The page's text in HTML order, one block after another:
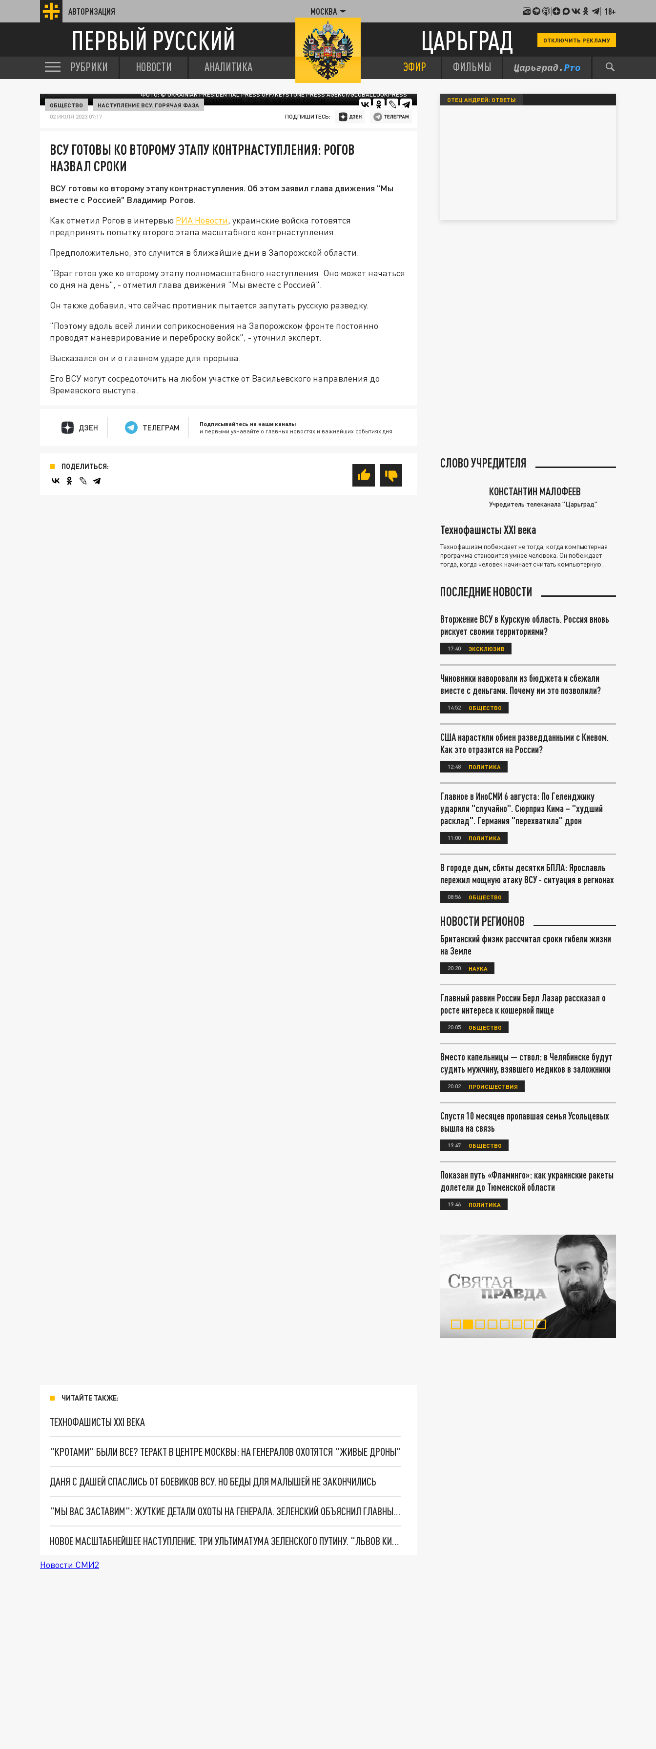
АВТОРИЗАЦИЯ МОСКВА 18+
ПЕРВЫЙ РУССКИЙ ЦАРЬГРАД ОТКЛЮЧИТЬ РЕКЛАМУ
РУБРИКИ НОВОСТИ АНАЛИТИКА ЭФИР ФИЛЬМЫ
ФОТО: © UKRAINIAN PRESIDENTIAL PRESS OFF/KEYSTONE PRESS AGENCY/GLOBALLOOKPRESS
ОБЩЕСТВО НАСТУПЛЕНИЕ ВСУ. ГОРЯЧАЯ ФАЗА
02 ИЮЛЯ 2023 07:17 ПОДПИШИТЕСЬ:
ВСУ ГОТОВЫ КО ВТОРОМУ ЭТАПУ КОНТРНАСТУПЛЕНИЯ: РОГОВ
НАЗВАЛ СРОКИ
ВСУ готовы ко второму этапу контрнаступления. Об этом заявил глава движения "Мы
вместе с Россией" Владимир Рогов.
Как отметил Рогов в интервью РИА Новости, украинские войска готовятся
предпринять попытку второго этапа масштабного контрнаступления.
Предположительно, это случится в ближайшие дни в Запорожской области.
"Враг готов уже ко второму этапу полномасштабного наступления. Оно может начаться
со дня на день", - отметил глава движения "Мы вместе с Россией".
Он также добавил, что сейчас противник пытается запутать русскую разведку.
"Поэтому вдоль всей линии соприкосновения на Запорожском фронте постоянно
проводят маневрирование и переброску войск", - уточнил эксперт.
Высказался он и о главном ударе для прорыва.
Его ВСУ могут сосредоточить на любом участке от Васильевского направления до
Времевского выступа.
ДЗЕН ТЕЛЕГРАМ Подписывайтесь на наши каналы
и первыми узнавайте о главных новостях и важнейших событиях дня.
ПОДЕЛИТЬСЯ:
ЧИТАЙТЕ ТАКЖЕ:
ТЕХНОФАШИСТЫ XXI ВЕКА
"КРОТАМИ" БЫЛИ ВСЕ? ТЕРАКТ В ЦЕНТРЕ МОСКВЫ: НА ГЕНЕРАЛОВ ОХОТЯТСЯ "ЖИВЫЕ ДРОНЫ"
ДАНЯ С ДАШЕЙ СПАСЛИСЬ ОТ БОЕВИКОВ ВСУ. НО БЕДЫ ДЛЯ МАЛЫШЕЙ НЕ ЗАКОНЧИЛИСЬ
"МЫ ВАС ЗАСТАВИМ": ЖУТКИЕ ДЕТАЛИ ОХОТЫ НА ГЕНЕРАЛА. ЗЕЛЕНСКИЙ ОБЪЯСНИЛ ГЛАВНЫЙ СМЫСЛ ТЕРАКТА В ЦЕНТРЕ МОСКВЫ
НОВОЕ МАСШТАБНЕЙШЕЕ НАСТУПЛЕНИЕ. ТРИ УЛЬТИМАТУМА ЗЕЛЕНСКОГО ПУТИНУ. "ЛЬВОВ КИМА" ПОСТАВЯТ НА ПВО? ГЛОБАЛЬНЫЙ ПРОРЫВ ПОД ЗАПОРОЖЬЕМ
Новости СМИ2
ОТЕЦ АНДРЕЙ: ОТВЕТЫ
СЛОВО УЧРЕДИТЕЛЯ
КОНСТАНТИН МАЛОФЕЕВ
Учредитель телеканала "Царьград"
Технофашисты XXI века
Технофашизм побеждает не тогда, когда компьютерная
программа становится умнее человека. Он побеждает
тогда, когда человек начинает считать компьютерную
ПОСЛЕДНИЕ НОВОСТИ
Вторжение ВСУ в Курскую область. Россия вновь
рискует своими территориями?
17:40 ЭКСКЛЮЗИВ
Чиновники наворовали из бюджета и сбежали
вместе с деньгами. Почему им это позволили?
14:52 ОБЩЕСТВО
США нарастили обмен разведданными с Киевом.
Как это отразится на России?
12:48 ПОЛИТИКА
Главное в ИноСМИ 6 августа: По Геленджику
ударили "случайно". Сюрприз Кима – "худший
расклад". Германия "перехватила" дрон
11:00 ПОЛИТИКА
В городе дым, сбиты десятки БПЛА: Ярославль
пережил мощную атаку ВСУ - ситуация в регионах
08:56 ОБЩЕСТВО
НОВОСТИ РЕГИОНОВ
Британский физик рассчитал сроки гибели жизни
на Земле
20:20 НАУКА
Главный раввин России Берл Лазар рассказал о
росте интереса к кошерной пище
20:05 ОБЩЕСТВО
Вместо капельницы — ствол: в Челябинске будут
судить мужчину, взявшего медиков в заложники
20:02 ПРОИСШЕСТВИЯ
Спустя 10 месяцев пропавшая семья Усольцевых
вышла на связь
19:47 ОБЩЕСТВО
Показан путь «Фламинго»: как украинские ракеты
долетели до Тюменской области
19:46 ПОЛИТИКА